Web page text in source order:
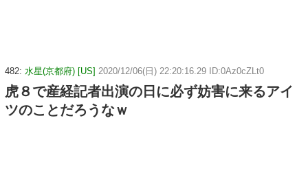
482: 水星(京都府) [US] 2020/12/06(日) 22:20:16.29 ID:0Az0cZLt0
虎８で産経記者出演の日に必ず妨害に来るアイ
ツのことだろうなｗ